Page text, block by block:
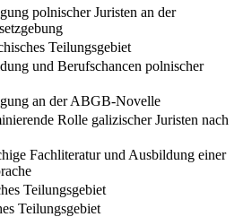
polnischer Juristen an der
Teilungsgebiet
und Berufschancen polnischer
an der ABGB-Novelle
Rolle galizischer Juristen nach
Fachliteratur und Ausbildung einer
Teilungsgebiet
Teilungsgebiet